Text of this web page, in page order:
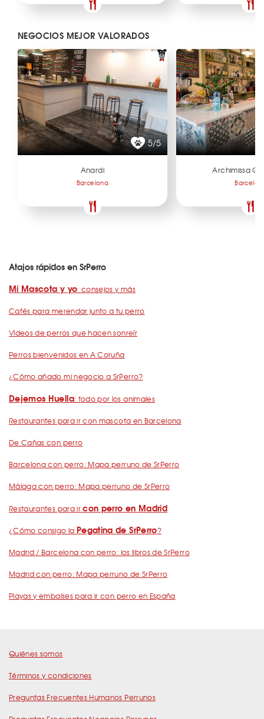
NEGOCIOS MEJOR VALORADOS
5/5
Anardi
Barcelona
Archimissa
Atajos rápidos en SrPerro
Mi Mascota y yo: consejos y más
Cafés para merendar junto a tu perro
Vídeos de perros que hacen sonreír
Perros bienvenidos en A Coruña
¿Cómo añado mi negocio a SrPerro?
Dejemos Huella: todo por los animales
Restaurantes para ir con mascota en Barcelona
De Cañas con perro
Barcelona con perro: Mapa perruno de SrPerro
Málaga con perro: Mapa perruno de SrPerro
Restaurantes para ircon perro en Madrid
¿Cómo consigo la Pegatina de SrPerro?
Madrid / Barcelona con perro: los libros de SrPerro
Madrid con perro: Mapa perruno de SrPerro
Playas y embalses para ir con perro en España
Quiénes somos
Términos y condiciones
Preguntas Frecuentes Humanos Perrunos